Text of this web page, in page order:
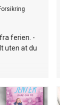
ferien. -
uten at du